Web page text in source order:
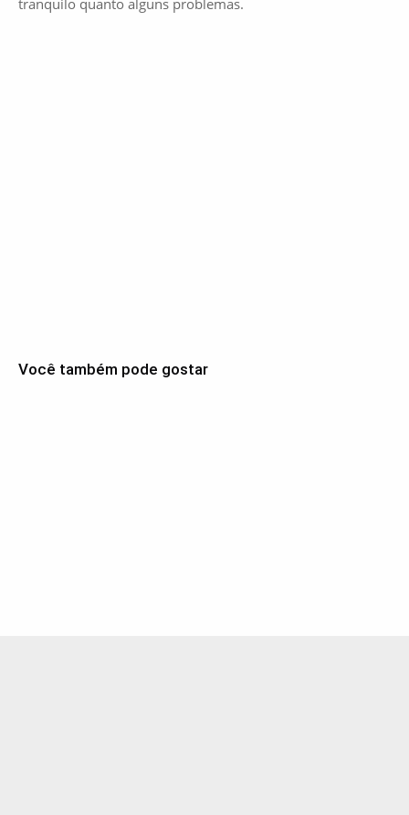
tranquilo quanto alguns problemas.
Você também pode gostar